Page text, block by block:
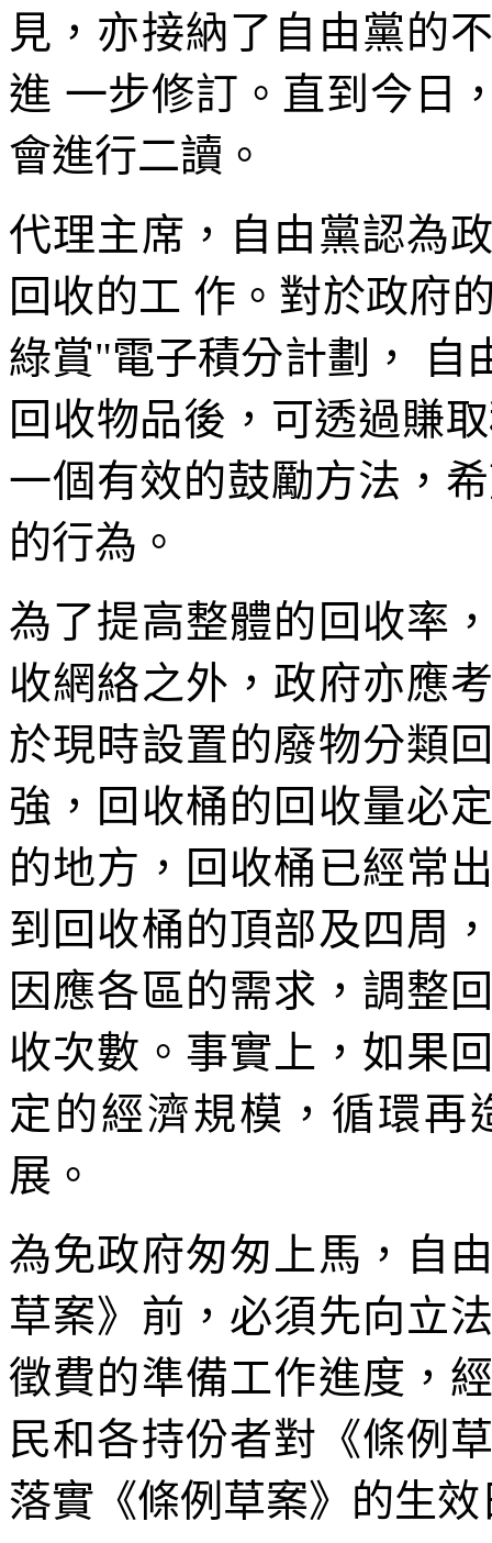
見，亦接納了自由黨的
進 一步修訂。直到今日
會進行二讀。
代理主席，自由黨認為
回收的工 作。對於政府
綠賞"電子積分計劃， 自
回收物品後，可透過賺
一個有效的鼓勵方法，
的行為。
為了提高整體的回收率
收網絡之外，政府亦應
於現時設置的廢物分類
強，回收桶的回收量必
的地方，回收桶已經常
到回收桶的頂部及四周
因應各區的需求，調整
收次數。事實上，如果
定的經濟規模，循環再
展。
為免政府匆匆上馬，自
草案》前，必須先向立
徵費的準備工作進度，
民和各持份者對《條例
落實《條例草案》的生效